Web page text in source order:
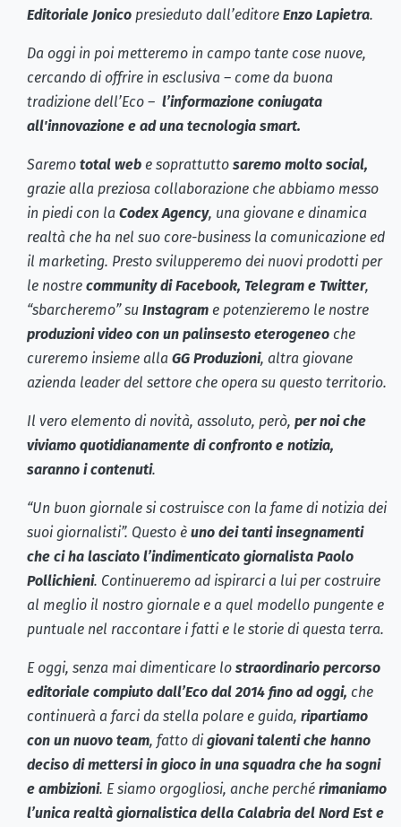
Editoriale Jonico presieduto dall’editore Enzo Lapietra.
Da oggi in poi metteremo in campo tante cose nuove,
cercando di offrire in esclusiva – come da buona
tradizione dell’Eco – l’informazione coniugata
all'innovazione e ad una tecnologia smart.
Saremo total web e soprattutto saremo molto social,
grazie alla preziosa collaborazione che abbiamo messo
in piedi con la Codex Agency, una giovane e dinamica
realtà che ha nel suo core-business la comunicazione ed
il marketing. Presto svilupperemo dei nuovi prodotti per
le nostre community di Facebook, Telegram e Twitter,
“sbarcheremo” su Instagram e potenzieremo le nostre
produzioni video con un palinsesto eterogeneo che
cureremo insieme alla GG Produzioni, altra giovane
azienda leader del settore che opera su questo territorio.
Il vero elemento di novità, assoluto, però, per noi che
viviamo quotidianamente di confronto e notizia,
saranno i contenuti.
“Un buon giornale si costruisce con la fame di notizia dei
suoi giornalisti”. Questo è uno dei tanti insegnamenti
che ci ha lasciato l’indimenticato giornalista Paolo
Pollichieni. Continueremo ad ispirarci a lui per costruire
al meglio il nostro giornale e a quel modello pungente e
puntuale nel raccontare i fatti e le storie di questa terra.
E oggi, senza mai dimenticare lo straordinario percorso
editoriale compiuto dall’Eco dal 2014 fino ad oggi, che
continuerà a farci da stella polare e guida, ripartiamo
con un nuovo team, fatto digiovani talenti che hanno
deciso di mettersi in gioco in una squadra che ha sogni
e ambizioni. E siamo orgogliosi, anche perché rimaniamo
l’unica realtà giornalistica della Calabria del Nord Est e